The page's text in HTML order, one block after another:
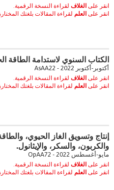
انقر على الغلاف لقراءة النسخة الرقمية.
انقر على العلم لقراءة المقالات بلغتك
الكتاب السنوي لاستدامة الطاقة
أكتوبر-أكتوبر 2022 - AsAA22
انقر على الغلاف لقراءة النسخة الرقمية.
انقر على العلم لقراءة المقالات بلغتك
إنتاج وتسويق الغاز الحيوي،
والكربون، والسكر، والإيثانول.
مايو-أغسطس 2022 - OpAA72
انقر على الغلاف لقراءة النسخة الرقمية.
انقر على العلم لقراءة المقالات بلغتك